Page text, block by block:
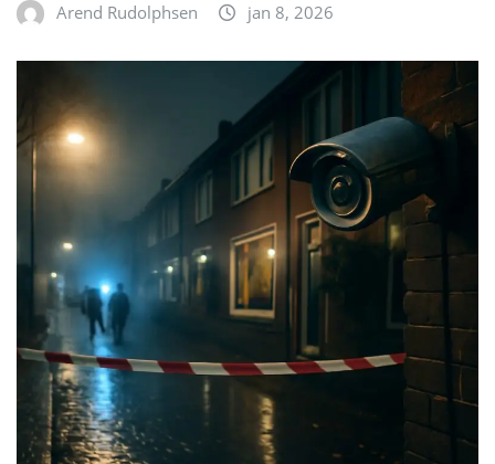
Arend Rudolphsen jan 8, 2026